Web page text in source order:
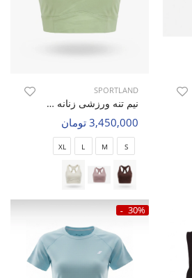
SPORTLAND
نیم تنه ورزشی زنانه اسپورتلند Elevate Fit W
3,450,000 تومان
S
M
L
XL
30%